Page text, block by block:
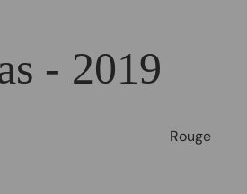
- 2019
Rouge